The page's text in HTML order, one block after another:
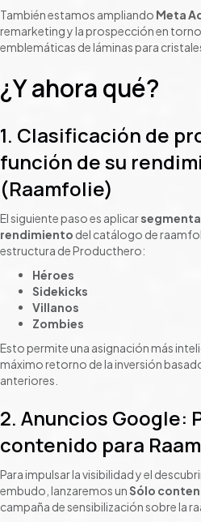
También estamos ampliando Meta
remarketing y la prospección en
emblemáticas de láminas para
¿Y ahora qué?
1. Clasificación de
función de su
(Raamfolie)
El siguiente paso es aplicar
rendimiento del catálogo de
estructura de Producthero:
Héroes
Sidekicks
Villanos
Zombies
Esto permite una asignación más
máximo retorno de la inversión
anteriores.
2. Anuncios Google:
contenido para
Para impulsar la visibilidad y el
embudo, lanzaremos unSólo
campaña de sensibilización sobre la